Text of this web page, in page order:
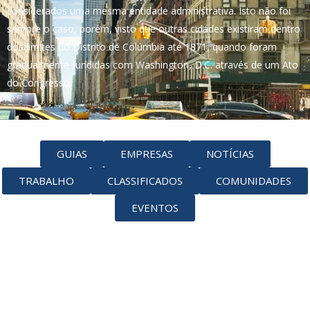
considerados uma mesma entidade administrativa. Isto não foi
sempre o caso, porém, visto que outras cidades existiram dentro
dos limites do Distrito de Colúmbia até 1871, quando foram
gradualmente fundidas com Washington, D.C. através de um Ato
do Congresso.
GUIAS EMPRESAS
NOTÍCIAS
TRABALHO
CLASSIFICADOS
COMUNIDADES
EVENTOS